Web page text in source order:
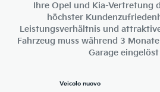
Ihre Opel und Kia-Vertretung
höchster
Leistungsverhältnis und
Fahrzeug muss während 3
Garage eingelöst
Veicolo nuovo